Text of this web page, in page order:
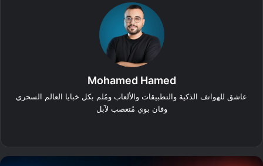
Mohamed Hamed
عاشق للهواتف الذكية والتطبيقات والألعاب ومُلم بكل خبايا العالم السحري
وفان بوي مُتعصب لآبل